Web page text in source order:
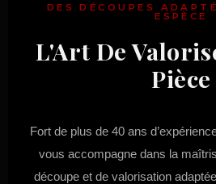
DES DÉCOUPES
ESPÈCE
L'Art De
Pièce
Fort de plus de 40 ans
vous accompagne dans la
découpe et de valorisation